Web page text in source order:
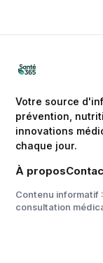
Votre source
prévention,
innovations
chaque jour.
À propos
Contenu informatif
consultation